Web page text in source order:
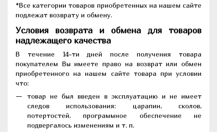
*Все категории товаров приобретенных на нашем сайте
подлежат возврату и обмену.
Условия возврата и обмена для товаров
надлежащего качества
В течение 14-ти дней после получения товара
покупателем Вы имеете право на возврат или обмен
приобретенного на нашем сайте товара при условии
что:
товар не был введен в эксплуатацию и не имеет
следов использования: царапин, сколов,
потертостей, программное обеспечение не
подвергалось изменениям и т. п.